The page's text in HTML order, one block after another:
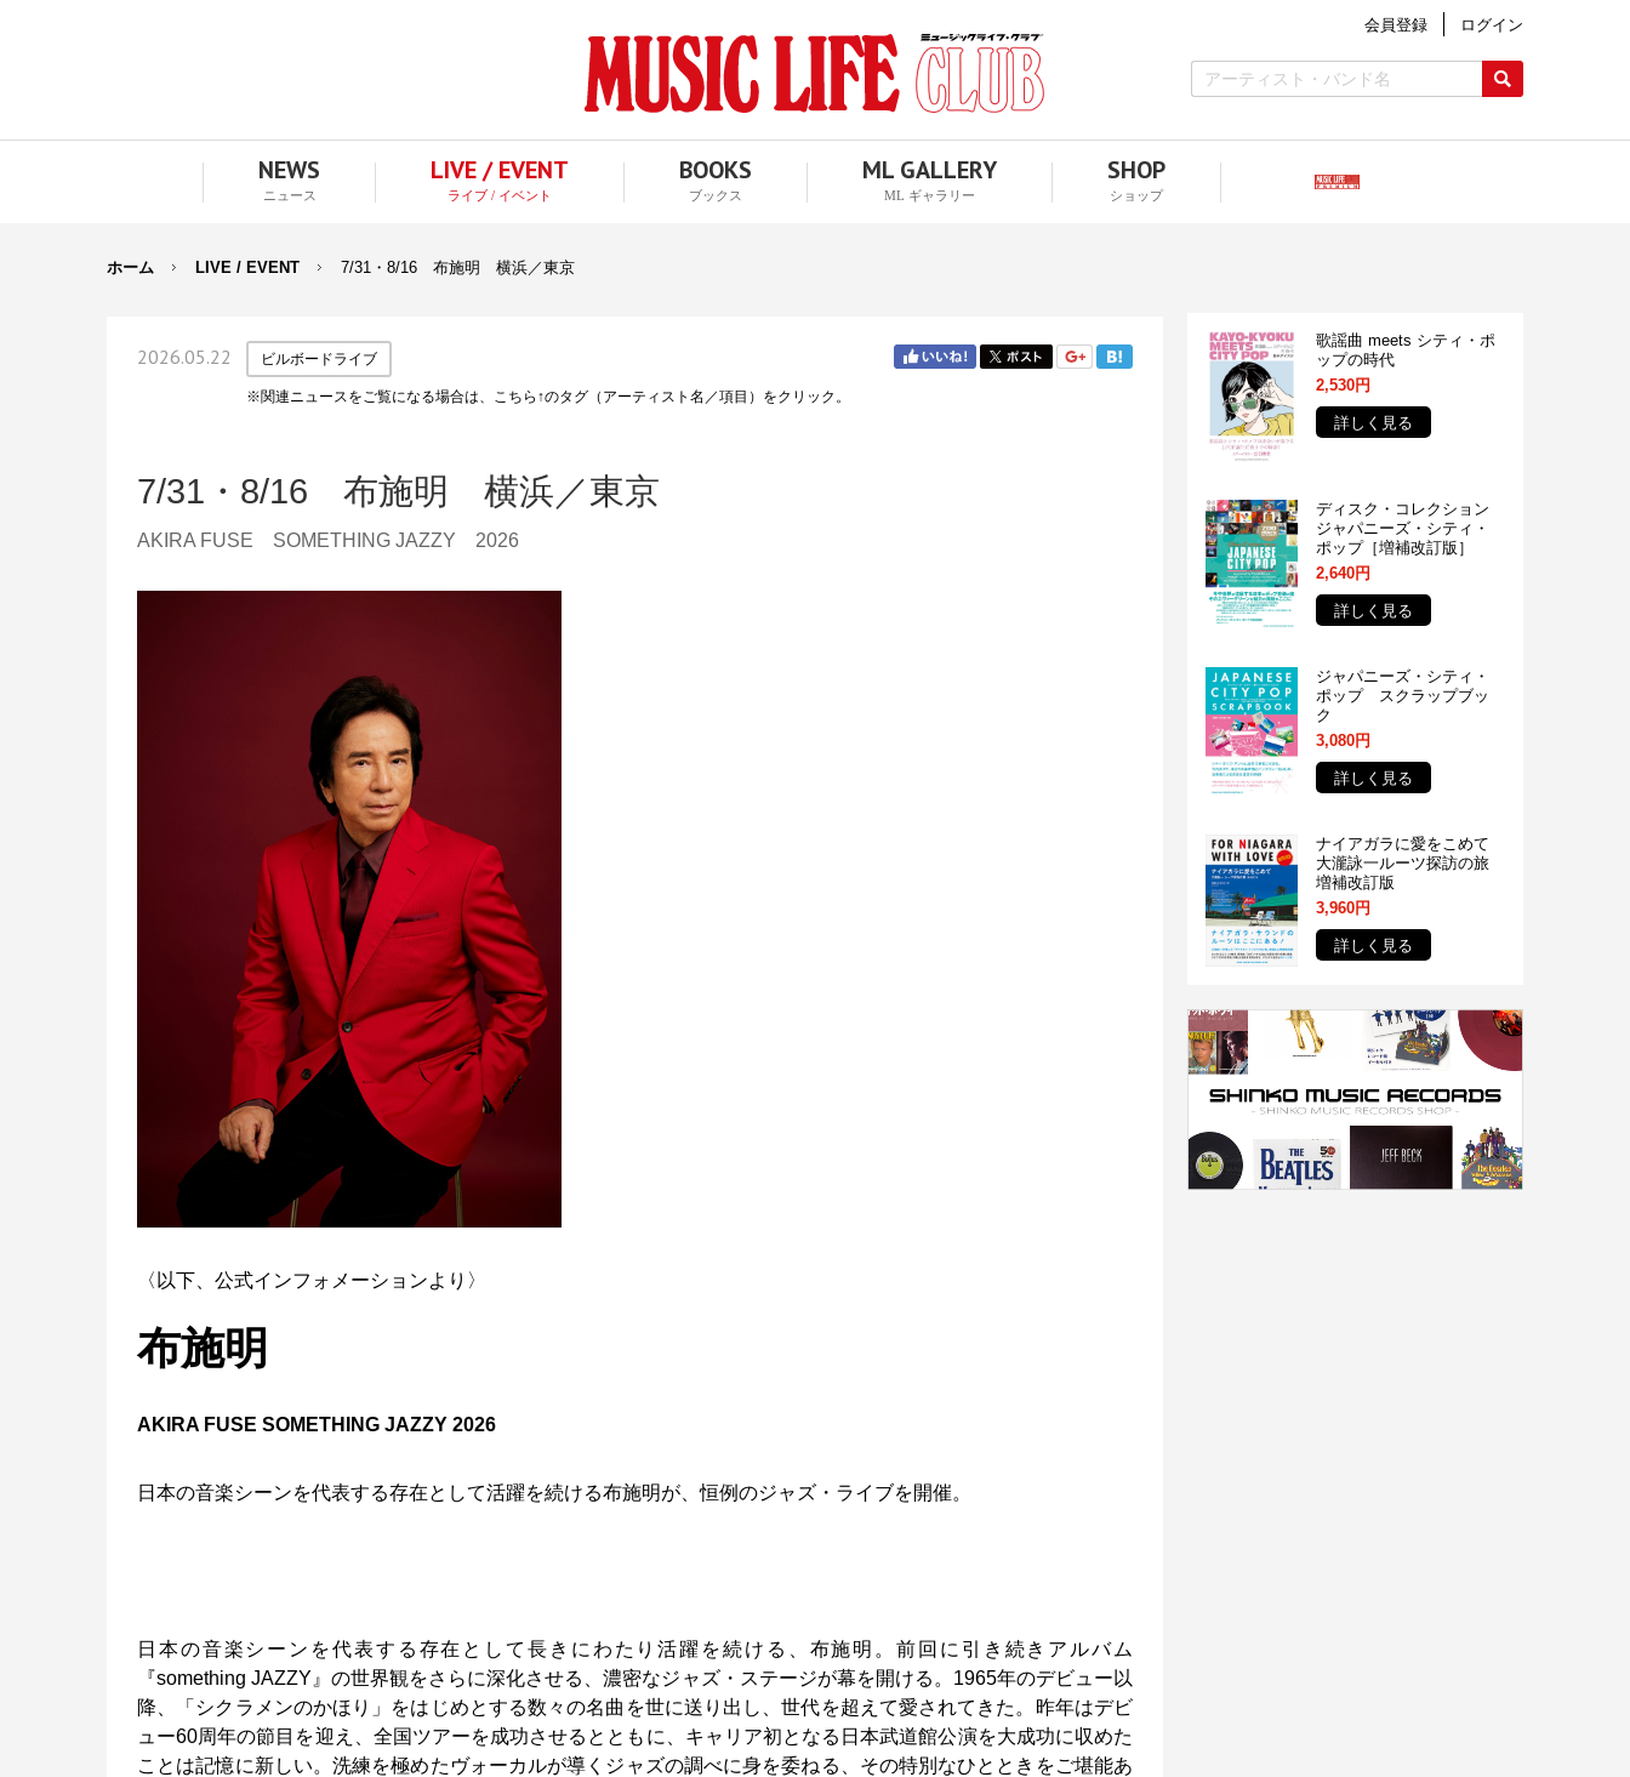
会員登録 ログイン
NEWS
ニュース
LIVE / EVENT
ライブ / イベント
BOOKS
ブックス
ML GALLERY
ML ギャラリー
SHOP
ショップ
ホーム LIVE / EVENT 7/31・8/16 布施明 横浜／東京
2026.05.22 ビルボードライブ
※関連ニュースをご覧になる場合は、こちら↑のタグ（アーティスト名／項目）をクリック。
7/31・8/16 布施明 横浜／東京
AKIRA FUSE SOMETHING JAZZY 2026
〈以下、公式インフォメーションより〉
布施明
AKIRA FUSE SOMETHING JAZZY 2026
日本の音楽シーンを代表する存在として活躍を続ける布施明が、恒例のジャズ・ライブを開催。
日本の音楽シーンを代表する存在として長きにわたり活躍を続ける、布施明。前回に引き続きアルバム
『something JAZZY』の世界観をさらに深化させる、濃密なジャズ・ステージが幕を開ける。1965年のデビュー以
降、「シクラメンのかほり」をはじめとする数々の名曲を世に送り出し、世代を超えて愛されてきた。昨年はデビ
ュー60周年の節目を迎え、全国ツアーを成功させるとともに、キャリア初となる日本武道館公演を大成功に収めた
ことは記憶に新しい。洗練を極めたヴォーカルが導くジャズの調べに身を委ねる、その特別なひとときをご堪能あ
歌謡曲 meets シティ・ポ
ップの時代
2,530円
詳しく見る
ディスク・コレクション
ジャパニーズ・シティ・
ポップ［増補改訂版］
2,640円
詳しく見る
ジャパニーズ・シティ・
ポップ スクラップブッ
ク
3,080円
詳しく見る
ナイアガラに愛をこめて
大瀧詠一ルーツ探訪の旅
増補改訂版
3,960円
詳しく見る